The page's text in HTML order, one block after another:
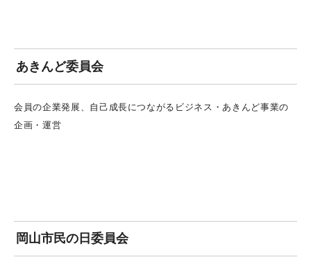
あきんど委員会
会員の企業発展、自己成長につながるビジネス・あきんど事業の
企画・運営
岡山市民の日委員会